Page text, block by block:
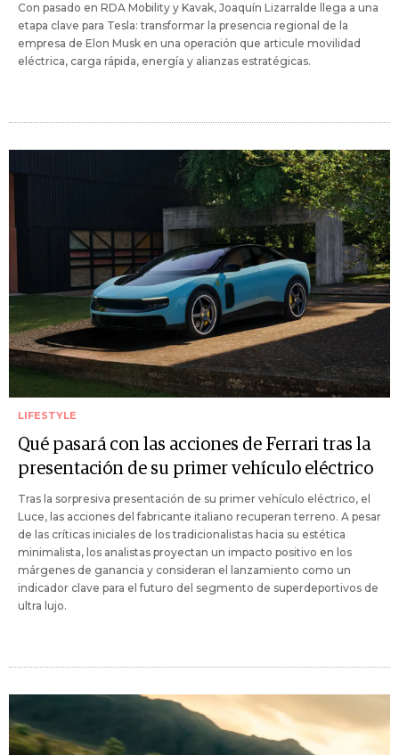
Con pasado en RDA Mobility y Kavak, Joaquín Lizarralde llega a una
etapa clave para Tesla: transformar la presencia regional de la
empresa de Elon Musk en una operación que articule movilidad
eléctrica, carga rápida, energía y alianzas estratégicas.
LIFESTYLE
Qué pasará con las acciones de Ferrari tras la
presentación de su primer vehículo eléctrico
Tras la sorpresiva presentación de su primer vehículo eléctrico, el
Luce, las acciones del fabricante italiano recuperan terreno. A pesar
de las críticas iniciales de los tradicionalistas hacia su estética
minimalista, los analistas proyectan un impacto positivo en los
márgenes de ganancia y consideran el lanzamiento como un
indicador clave para el futuro del segmento de superdeportivos de
ultra lujo.